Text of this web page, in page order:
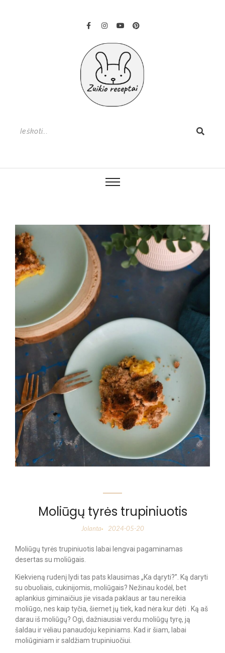
Moliūgų tyrės trupiniuotis
Jolanta- 2024-05-20
Moliūgų tyrės trupiniuotis labai lengvai pagaminamas
desertas su moliūgais.
Kiekvieną rudenį lydi tas pats klausimas „Ka dąryti?”. Ką daryti
su obuoliais, cukinijomis, moliūgais? Nežinau kodėl, bet
aplankius giminaičius jie visada paklaus ar tau nereikia
moliūgo, nes kaip tyčia, šiemet jų tiek, kad nėra kur dėti . Ką aš
darau iš moliūgų? Ogi, dažniausiai verdu moliūgų tyrę, ją
šaldau ir vėliau panaudoju kepiniams. Kad ir šiam, labai
moliūginiam ir saldžiam trupiniuočiui.